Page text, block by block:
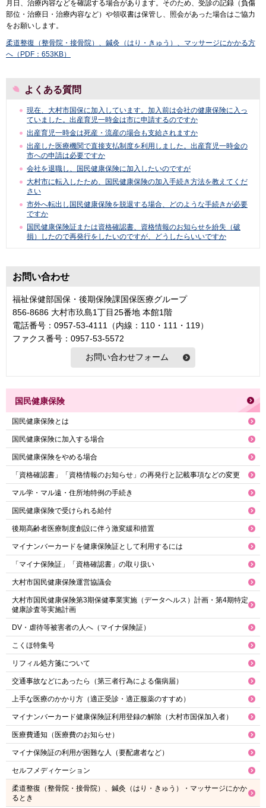
月日、治療内容などを確認する場合があります。そのため、受診の記録（負傷
部位・治療日・治療内容など）や領収書は保管し、照会があった場合はご協力
をお願いします。
柔道整復（整骨院・接骨院）、鍼灸（はり・きゅう）、マッサージにかかる方
へ（PDF：653KB）
よくある質問
現在、大村市国保に加入しています。加入前は会社の健康保険に入っ
ていました。出産育児一時金は市に申請するのですか
出産育児一時金は死産・流産の場合も支給されますか
出産した医療機関で直接支払制度を利用しました。出産育児一時金の
市への申請は必要ですか
会社を退職し、国民健康保険に加入したいのですが
大村市に転入したため、国民健康保険の加入手続き方法を教えてくだ
さい
市外へ転出し国民健康保険を脱退する場合、どのような手続きが必要
ですか
国民健康保険証または資格確認書、資格情報のお知らせを紛失（破
損）したので再発行をしたいのですが、どうしたらいいですか
お問い合わせ
福祉保健部国保・後期保険課国保医療グループ
856-8686 大村市玖島1丁目25番地 本館1階
電話番号：0957-53-4111（内線：110・111・119）
ファクス番号：0957-53-5572
国民健康保険
国民健康保険とは
国民健康保険に加入する場合
国民健康保険をやめる場合
「資格確認書」「資格情報のお知らせ」の再発行と記載事項などの変更
マル学・マル遠・住所地特例の手続き
国民健康保険で受けられる給付
後期高齢者医療制度創設に伴う激変緩和措置
マイナンバーカードを健康保険証として利用するには
「マイナ保険証」「資格確認書」の取り扱い
大村市国民健康保険運営協議会
大村市国民健康保険第3期保健事業実施（データヘルス）計画・第4期特定
健康診査等実施計画
DV・虐待等被害者の人へ（マイナ保険証）
こくほ特集号
リフィル処方箋について
交通事故などにあったら（第三者行為による傷病届）
上手な医療のかかり方（適正受診・適正服薬のすすめ）
マイナンバーカード健康保険証利用登録の解除（大村市国保加入者）
医療費通知（医療費のお知らせ）
マイナ保険証の利用が困難な人（要配慮者など）
セルフメディケーション
柔道整復（整骨院・接骨院）、鍼灸（はり・きゅう）・マッサージにかか
るとき